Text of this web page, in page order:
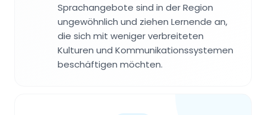
Sprachangebote sind in der Region
ungewöhnlich und ziehen Lernende an,
die sich mit weniger verbreiteten
Kulturen und Kommunikationssystemen
beschäftigen möchten.